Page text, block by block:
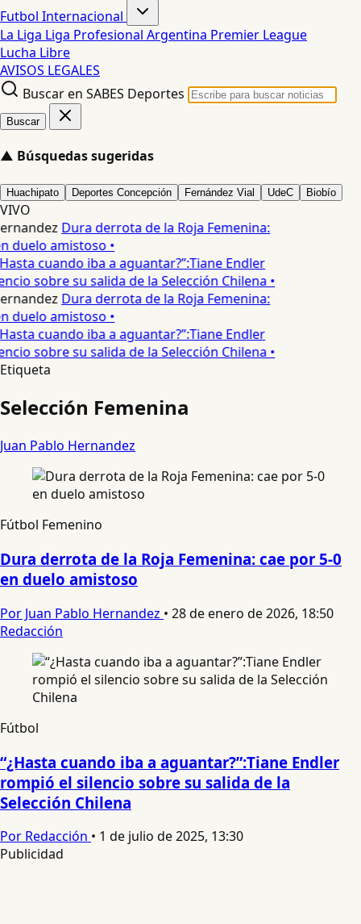
Futbol Internacional
La Liga Liga Profesional Argentina Premier League
Lucha Libre
AVISOS LEGALES
Buscar en SABES Deportes
Buscar
▲ Búsquedas sugeridas
Huachipato Deportes Concepción Fernández Vial UdeC Biobío
VIVO
Dura derrota de la Roja Femenina:
duelo amistoso •
cuando iba a aguantar?”:Tiane Endler
sobre su salida de la Selección Chilena •
Dura derrota de la Roja Femenina:
duelo amistoso •
cuando iba a aguantar?”:Tiane Endler
sobre su salida de la Selección Chilena •
Etiqueta
Selección Femenina
Juan Pablo Hernandez
Fútbol Femenino
Dura derrota de la Roja Femenina: cae por 5-0
en duelo amistoso
Por Juan Pablo Hernandez • 28 de enero de 2026, 18:50
Redacción
Fútbol
“¿Hasta cuando iba a aguantar?”:Tiane Endler
rompió el silencio sobre su salida de la
Selección Chilena
Por Redacción • 1 de julio de 2025, 13:30
Publicidad